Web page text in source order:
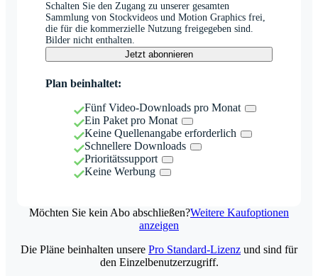
Schalten Sie den Zugang zu unserer gesamten
Sammlung von Stockvideos und Motion Graphics frei,
die für die kommerzielle Nutzung freigegeben sind.
Bilder nicht enthalten.
Jetzt abonnieren
Plan beinhaltet:
Fünf Video-Downloads pro Monat
Ein Paket pro Monat
Keine Quellenangabe erforderlich
Schnellere Downloads
Prioritätssupport
Keine Werbung
Möchten Sie kein Abo abschließen?Weitere Kaufoptionen
anzeigen
Die Pläne beinhalten unsere Pro Standard-Lizenz und sind für
den Einzelbenutzerzugriff.